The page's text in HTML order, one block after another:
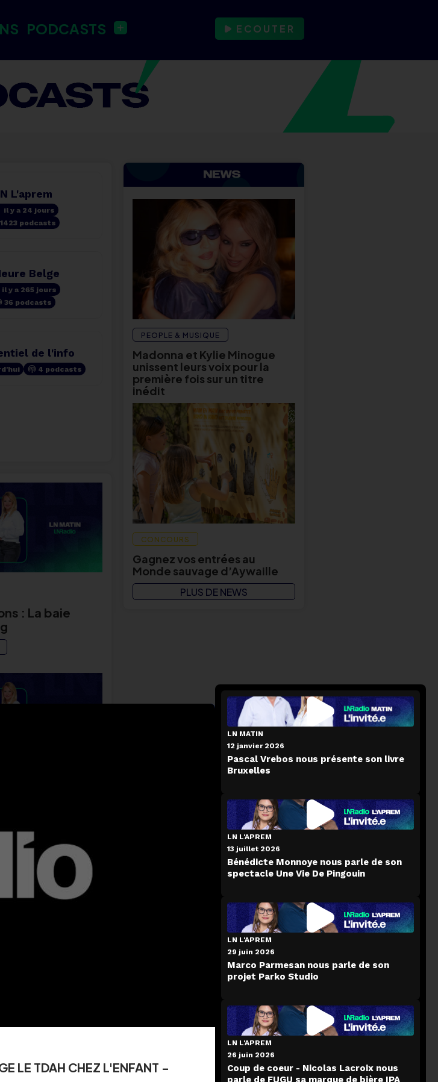
PODCASTS ECOUTER
L'aprem
il y a 24 jours
1423 podcasts
Belge
il y a 265 jours
36 podcasts
de l'info
podcasts 4 podcasts
: La baie
LE TDAH CHEZ L'ENFANT -
LN MATIN
12 janvier 2026
Pascal Vrebos nous présente son livre
Bruxelles
LN L'APREM
13 juillet 2026
Bénédicte Monnoye nous parle de son
spectacle Une Vie De Pingouin
LN L'APREM
29 juin 2026
Marco Parmesan nous parle de son
projet Parko Studio
LN L'APREM
26 juin 2026
Coup de coeur - Nicolas Lacroix nous
parle de FUGU sa marque de bière IPA
PEOPLE & MUSIQUE
Madonna et Kylie Minogue
unissent leurs voix pour la
première fois sur un titre
inédit
CONCOURS
Gagnez vos entrées au
Monde sauvage d’Aywaille
PLUS DE NEWS